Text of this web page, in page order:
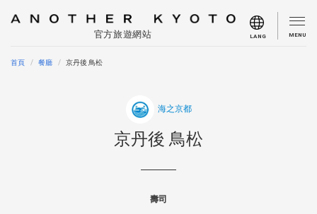
官方旅遊網站 LANG MENU
首頁 餐廳 京丹後 鳥松
海之京都
京丹後 鳥松
壽司